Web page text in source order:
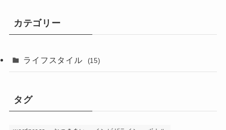
カテゴリー
ライフスタイル (15)
タグ